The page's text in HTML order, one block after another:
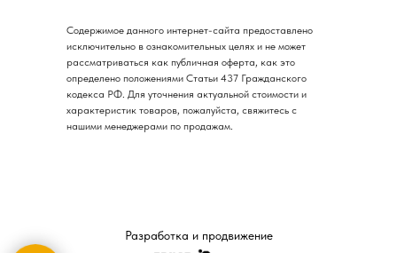
Разработка и продвижение
Содержимое данного интернет-сайта предоставлено
исключительно в ознакомительных целях и не может
рассматриваться как публичная оферта, как это
определено положениями Статьи 437 Гражданского
кодекса РФ. Для уточнения актуальной стоимости и
характеристик товаров, пожалуйста, свяжитесь с
нашими менеджерами по продажам.